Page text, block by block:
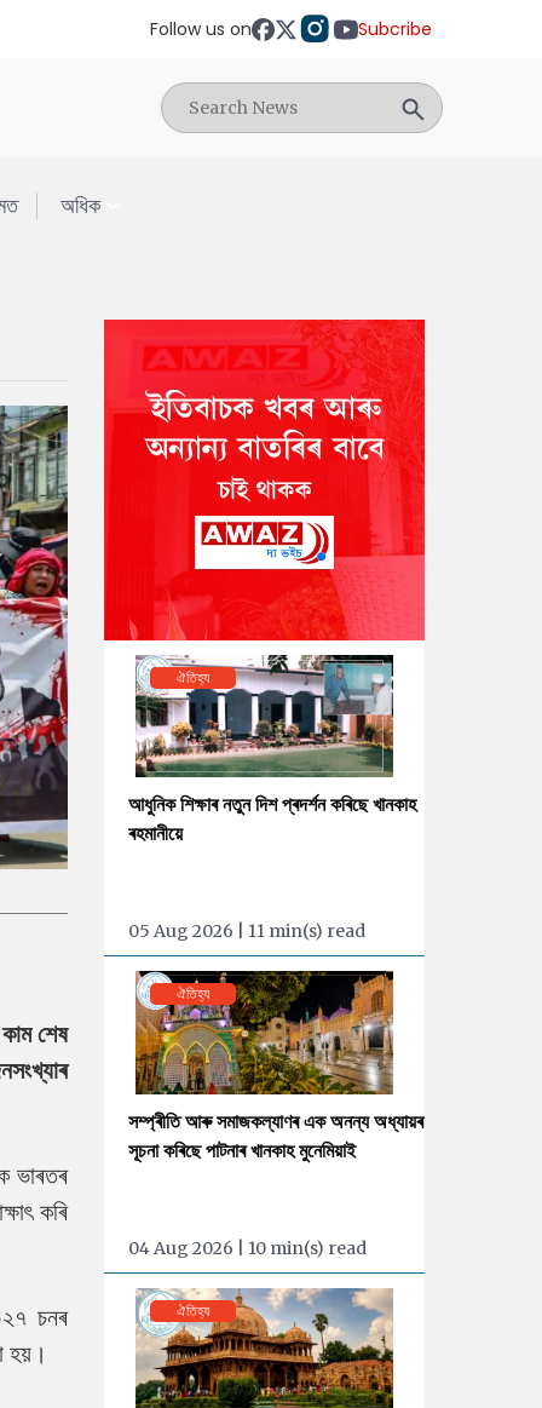
Follow us on Subcribe
অধিক
শেষ
ভাৰতৰ
কৰি
চনৰ
হয়।
ঐতিহ্য
আধুনিক শিক্ষাৰ নতুন দিশ প্ৰদৰ্শন কৰিছে খানকাহ
ৰহমানীয়ে
05 Aug 2026 | 11 min(s) read
ঐতিহ্য
সম্প্ৰীতি আৰু সমাজকল্যাণৰ এক অনন্য অধ্যায়ৰ
সূচনা কৰিছে পাটনাৰ খানকাহ মুনেমিয়াই
04 Aug 2026 | 10 min(s) read
ঐতিহ্য